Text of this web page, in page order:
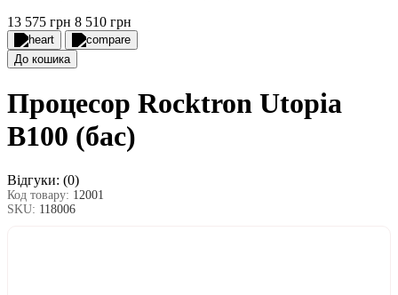
13 575 грн 8 510 грн
До кошика
Процесор Rocktron Utopia
B100 (бас)
Відгуки: (0)
Код товару: 12001
SKU: 118006